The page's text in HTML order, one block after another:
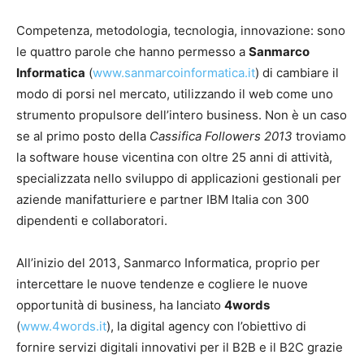
Competenza, metodologia, tecnologia, innovazione: sono
le quattro parole che hanno permesso a Sanmarco
Informatica (www.sanmarcoinformatica.it) di cambiare il
modo di porsi nel mercato, utilizzando il web come uno
strumento propulsore dell’intero business. Non è un caso
se al primo posto della Cassifica Followers 2013 troviamo
la software house vicentina con oltre 25 anni di attività,
specializzata nello sviluppo di applicazioni gestionali per
aziende manifatturiere e partner IBM Italia con 300
dipendenti e collaboratori.
All’inizio del 2013, Sanmarco Informatica, proprio per
intercettare le nuove tendenze e cogliere le nuove
opportunità di business, ha lanciato 4words
(www.4words.it), la digital agency con l’obiettivo di
fornire servizi digitali innovativi per il B2B e il B2C grazie